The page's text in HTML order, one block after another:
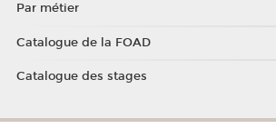
Par métier
Catalogue de la FOAD
Catalogue des stages